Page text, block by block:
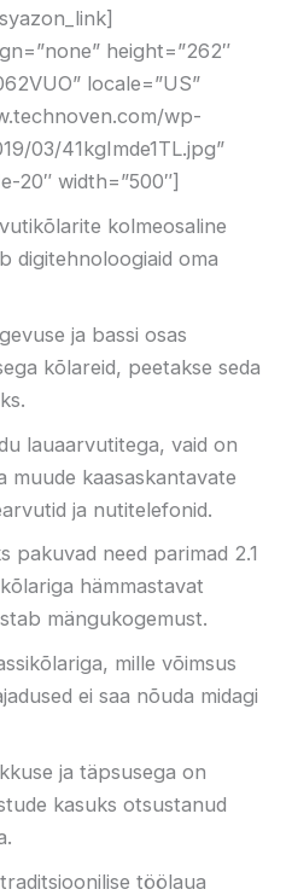
height=”262″
locale=”US”
wp-
03/41kgImde1TL.jpg”
20″ width=”500″]
kolmeosaline
digitehnoloogiaid oma
ja bassi osas
kõlareid, peetakse seda
lauaarvutitega, vaid on
muude kaasaskantavate
ja nutitelefonid.
pakuvad need parimad 2.1
hämmastavat
mängukogemust.
mille võimsus
ei saa nõuda midagi
ja täpsusega on
kasuks otsustanud
töölaua